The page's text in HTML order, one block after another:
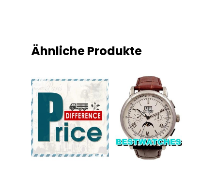
Ähnliche Produkte